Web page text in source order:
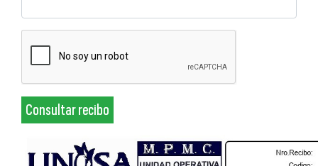
Tributos
Municipales
Recibo de Agua
Verifica
Documentos
Consultar recibo